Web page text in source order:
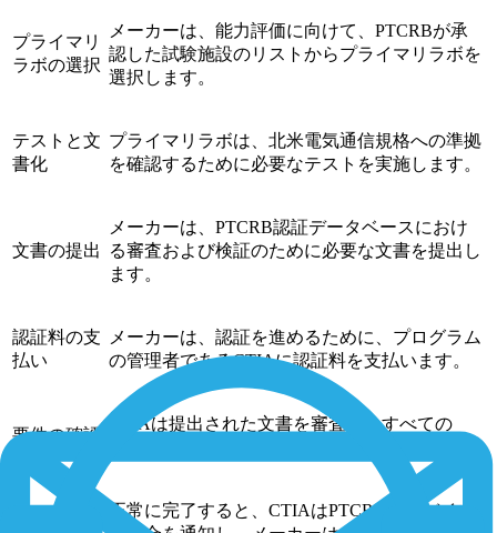
プライマリ
ラボの選択
メーカーは、能力評価に向けて、PTCRBが承
認した試験施設のリストからプライマリラボを
選択します。
テストと文
書化
プライマリラボは、北米電気通信規格への準拠
を確認するために必要なテストを実施します。
文書の提出
メーカーは、PTCRB認証データベースにおけ
る審査および検証のために必要な文書を提出し
ます。
認証料の支
払い
メーカーは、認証を進めるために、プログラム
の管理者であるCTIAに認証料を支払います。
要件の確認
CTIAは提出された文書を審査し、すべての
正常に完了すると、CTIAはPTCRBにデバイス